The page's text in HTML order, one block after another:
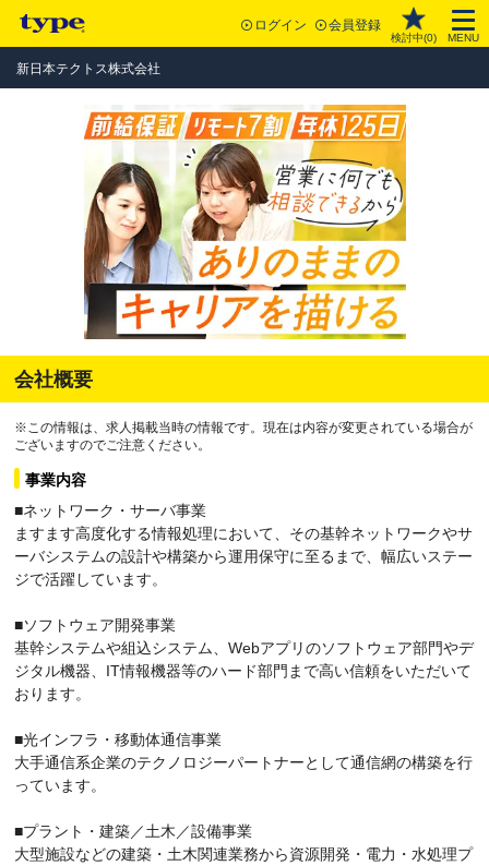
ログイン 会員登録
検討中(0) MENU
新日本テクトス株式会社
会社概要
※この情報は、求人掲載当時の情報です。現在は内容が変更されている場合が
ございますのでご注意ください。
事業内容
■ネットワーク・サーバ事業
ますます高度化する情報処理において、その基幹ネットワークやサ
ーバシステムの設計や構築から運用保守に至るまで、幅広いステー
ジで活躍しています。
■ソフトウェア開発事業
基幹システムや組込システム、Webアプリのソフトウェア部門やデ
ジタル機器、IT情報機器等のハード部門まで高い信頼をいただいて
おります。
■光インフラ・移動体通信事業
大手通信系企業のテクノロジーパートナーとして通信網の構築を行
っています。
■プラント・建築／土木／設備事業
大型施設などの建築・土木関連業務から資源開発・電力・水処理プ